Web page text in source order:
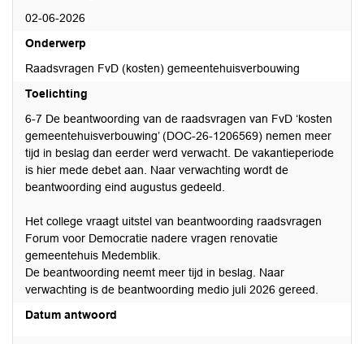
02-06-2026
Onderwerp
Raadsvragen FvD (kosten) gemeentehuisverbouwing
Toelichting
6-7 De beantwoording van de raadsvragen van FvD ‘kosten
gemeentehuisverbouwing’ (DOC-26-1206569) nemen meer
tijd in beslag dan eerder werd verwacht. De vakantieperiode
is hier mede debet aan. Naar verwachting wordt de
beantwoording eind augustus gedeeld.
Het college vraagt uitstel van beantwoording raadsvragen
Forum voor Democratie nadere vragen renovatie
gemeentehuis Medemblik.
De beantwoording neemt meer tijd in beslag. Naar
verwachting is de beantwoording medio juli 2026 gereed.
Datum antwoord